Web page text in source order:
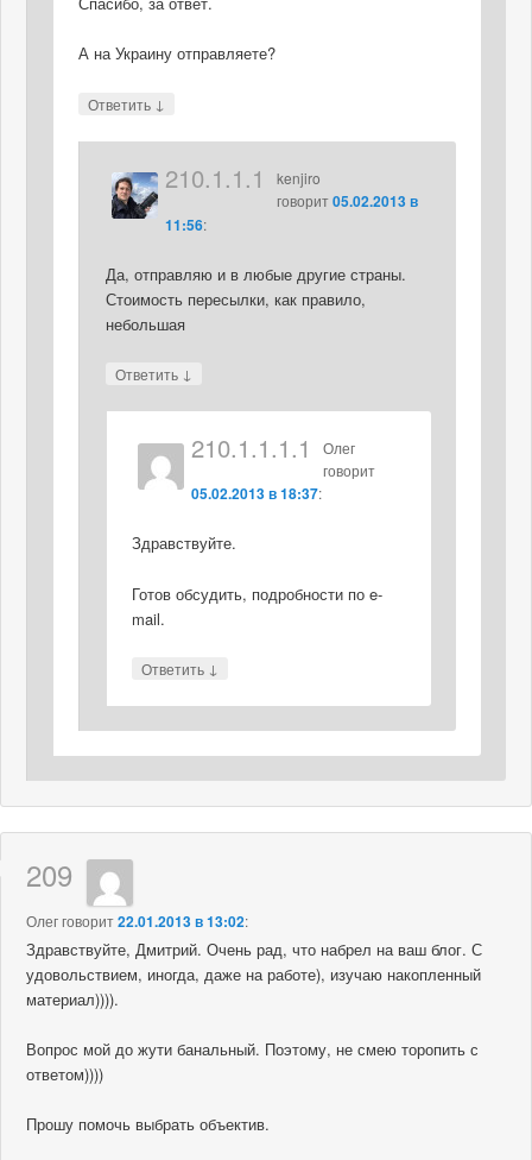
А на Украину отправляете?
Ответить ↓
210.1.1.1
kenjiro
говорит05.02.2013 в
11:56:
Да, отправляю и в любые другие страны.
Стоимость пересылки, как правило,
небольшая
Ответить ↓
210.1.1.1.1
Олег
говорит
05.02.2013 в 18:37:
Здравствуйте.
Готов обсудить, подробности по e-
mail.
Ответить ↓
209
Олегговорит22.01.2013 в 13:02:
Здравствуйте, Дмитрий. Очень рад, что набрел на ваш блог. С
удовольствием, иногда, даже на работе), изучаю накопленный
материал)))).
Вопрос мой до жути банальный. Поэтому, не смею торопить с
ответом))))
Прошу помочь выбрать объектив.